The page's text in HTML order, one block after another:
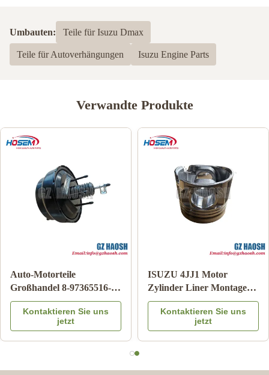
Umbauten: Teile für Isuzu Dmax
Teile für Autoverhängungen Isuzu Engine Parts
Verwandte Produkte
Auto-Karosserieteile
95486109 AUSTÄTZUNG
Chevrolet Airbag Uhr
Feder für ARC
Kontaktieren Sie uns
jetzt
Echter Japanischer
Schalthebelkasten OE-
Nummer 8-98219761-0 für
Isuzu DMAX/MUX Diesel-
Getriebesteuerung
Kontaktieren Sie uns
jetzt